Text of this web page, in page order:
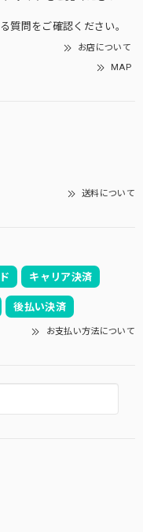
質問をご確認ください。
お店について
MAP
送料について
キャリア決済
後払い決済
お支払い方法について